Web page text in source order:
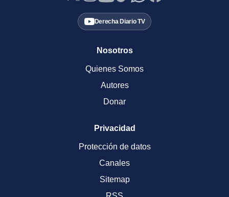
Derecha Diario TV
Nosotros
Quienes Somos
Autores
Donar
Privacidad
Protección de datos
Canales
Sitemap